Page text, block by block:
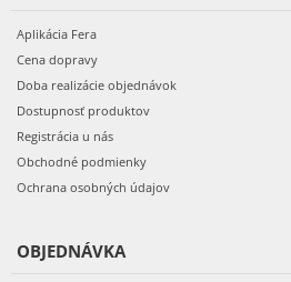
Aplikácia Fera
Cena dopravy
Doba realizácie objednávok
Dostupnosť produktov
Registrácia u nás
Obchodné podmienky
Ochrana osobných údajov
OBJEDNÁVKA